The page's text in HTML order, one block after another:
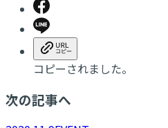
コピーされました。
次の記事へ